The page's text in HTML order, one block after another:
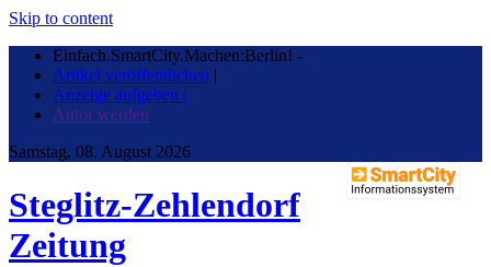
Skip to content
Einfach.SmartCity.Machen:Berlin! -
Artikel veröffentlichen |
Anzeige aufgeben |
Autor werden
Samstag, 08. August 2026
Steglitz-Zehlendorf
Zeitung